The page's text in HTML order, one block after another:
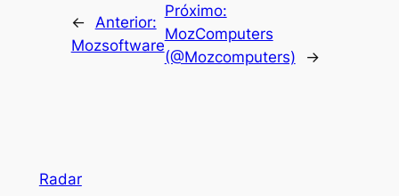
←
Anterior:
Mozsoftware
Próximo:
MozComputers
(@Mozcomputers)
→
Radar